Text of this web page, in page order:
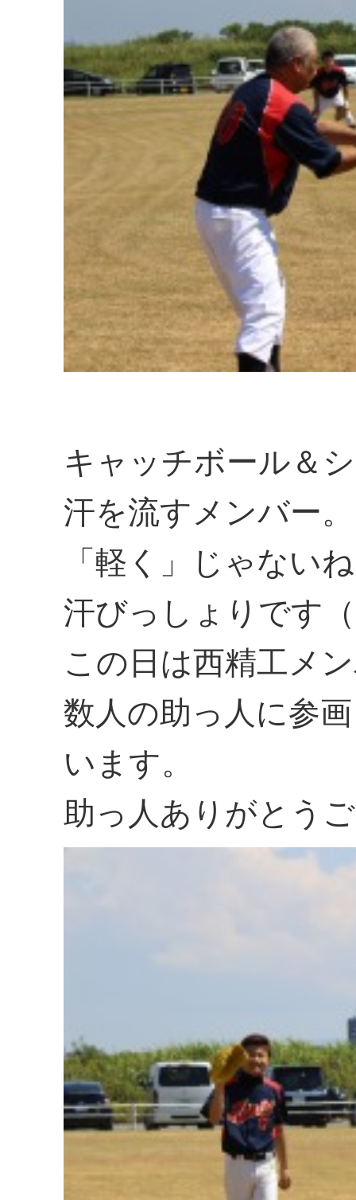
キャッチボール＆
汗を流すメンバー。
「軽く」じゃない
汗びっしょりです
この日は西精工メ
数人の助っ人に参
います。
助っ人ありがとう